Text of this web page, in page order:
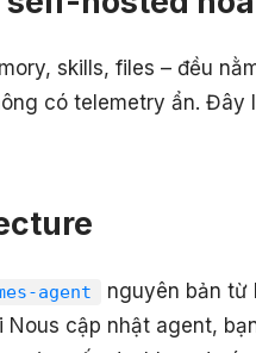
skills, files – đều
có telemetry ẩn. Đây
agent
nguyên bản từ
cập nhật agent,